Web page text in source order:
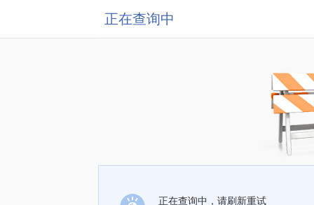
正在查询中
正在查询中，请刷新重试